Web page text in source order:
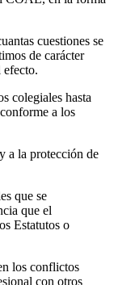
cuestiones se
de carácter
colegiales hasta
a los
a la protección de
que se
que el
Estatutos o
los conflictos
con otros